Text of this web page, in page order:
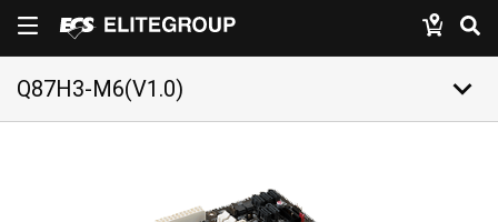
Q87H3-M6(V1.0) keyboard_arrow_down